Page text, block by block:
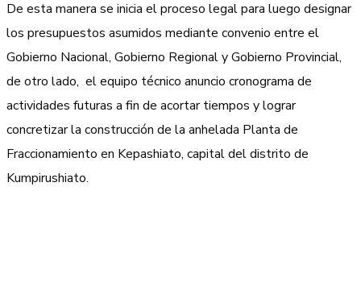
De esta manera se inicia el proceso legal para luego designar
los presupuestos asumidos mediante convenio entre el
Gobierno Nacional, Gobierno Regional y Gobierno Provincial,
de otro lado, el equipo técnico anuncio cronograma de
actividades futuras a fin de acortar tiempos y lograr
concretizar la construcción de la anhelada Planta de
Fraccionamiento en Kepashiato, capital del distrito de
Kumpirushiato.